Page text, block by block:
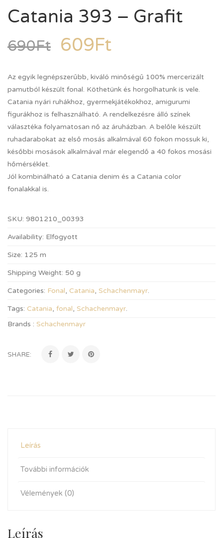
Catania 393 – Grafit
690Ft 609Ft
Az egyik legnépszerűbb, kiváló minőségű 100% mercerizált
pamutból készült fonal. Köthetünk és horgolhatunk is vele.
Catania nyári ruhákhoz, gyermekjátékokhoz, amigurumi
figurákhoz is felhasználható. A rendelkezésre álló színek
választéka folyamatosan nő az áruházban. A belőle készült
ruhadarabokat az első mosás alkalmával 60 fokon mossuk ki,
későbbi mosások alkalmával már elegendő a 40 fokos mosási
hőmérséklet.
Jól kombinálható a Catania denim és a Catania color
fonalakkal is.
SKU: 9801210_00393
Availability: Elfogyott
Size: 125 m
Shipping Weight: 50 g
Categories: Fonal, Catania, Schachenmayr.
Tags: Catania, fonal, Schachenmayr.
Brands : Schachenmayr
SHARE:
Leírás
További információk
Vélemények (0)
Leírás